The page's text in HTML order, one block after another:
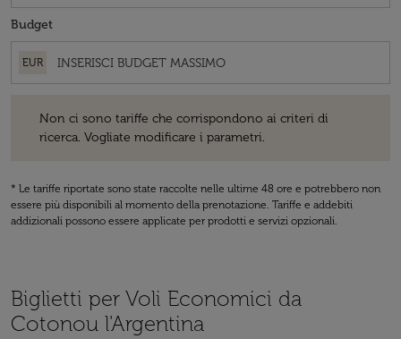
Budget
EUR
Non ci sono tariffe che corrispondono ai criteri di
ricerca. Vogliate modificare i parametri.
* Le tariffe riportate sono state raccolte nelle ultime 48 ore e potrebbero non
essere più disponibili al momento della prenotazione. Tariffe e addebiti
addizionali possono essere applicate per prodotti e servizi opzionali.
Biglietti per Voli Economici da
Cotonou l'Argentina